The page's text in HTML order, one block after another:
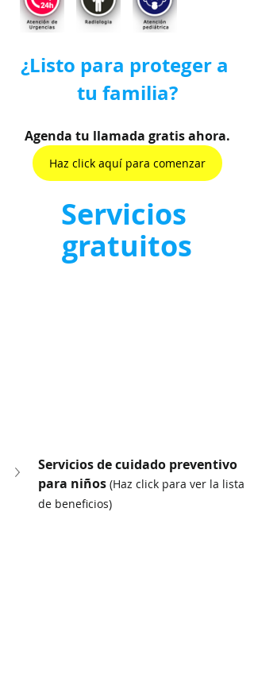
¿Listo para proteger a
tu familia?
Agenda tu llamada gratis ahora.
Haz click aquí para comenzar
Servicios
gratuitos
Servicios de cuidado preventivo
para niños (Haz click para ver la lista
de beneficios)